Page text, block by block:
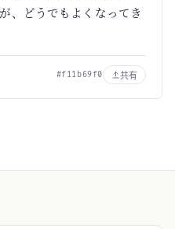
、どうでもよくなってき
#f11b69f0 共有